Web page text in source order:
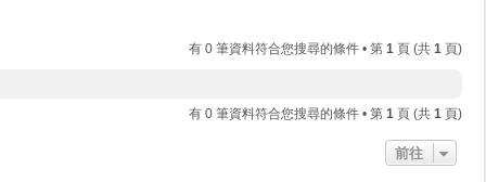
有 0 筆資料符合您搜尋的條件 • 第 1 頁 (共 1 頁)
有 0 筆資料符合您搜尋的條件 • 第 1 頁 (共 1 頁)
前往